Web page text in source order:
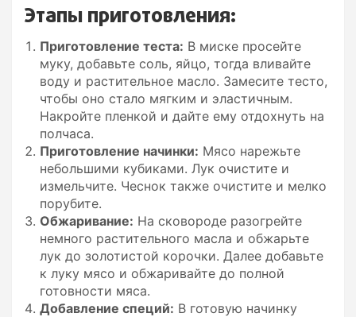
Этапы приготовления:
Приготовление теста: В миске просейте
муку, добавьте соль, яйцо, тогда вливайте
воду и растительное масло. Замесите тесто,
чтобы оно стало мягким и эластичным.
Накройте пленкой и дайте ему отдохнуть на
полчаса.
Приготовление начинки: Мясо нарежьте
небольшими кубиками. Лук очистите и
измельчите. Чеснок также очистите и мелко
порубите.
Обжаривание: На сковороде разогрейте
немного растительного масла и обжарьте
лук до золотистой корочки. Далее добавьте
к луку мясо и обжаривайте до полной
готовности мяса.
Добавление специй: В готовую начинку